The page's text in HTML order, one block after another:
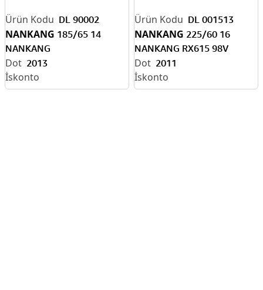
DL 90002
NANKANG 185/65 14
NANKANG
2013
DL 001513
NANKANG 225/60 16
NANKANG RX615 98V
2011